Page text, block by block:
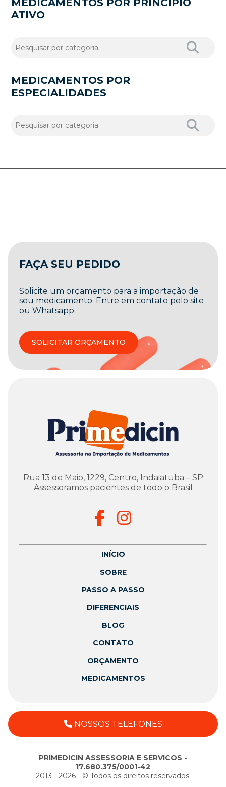
MEDICAMENTOS POR PRINCÍPIO
ATIVO
MEDICAMENTOS POR
ESPECIALIDADES
FAÇA SEU PEDIDO
Solicite um orçamento para a importação de
seu medicamento. Entre em contato pelo site
ou Whatsapp.
SOLICITAR ORÇAMENTO
Rua 13 de Maio, 1229, Centro, Indaiatuba – SP
Assessoramos pacientes de todo o Brasil
INÍCIO
SOBRE
PASSO A PASSO
DIFERENCIAIS
BLOG
CONTATO
ORÇAMENTO
MEDICAMENTOS
NOSSOS TELEFONES
PRIMEDICIN ASSESSORIA E SERVICOS -
17.680.375/0001-42
2013 - 2026 - ©️ Todos os direitos reservados.